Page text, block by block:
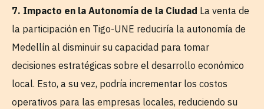
7. Impacto en la Autonomía de la Ciudad La venta de
la participación en Tigo-UNE reduciría la autonomía de
Medellín al disminuir su capacidad para tomar
decisiones estratégicas sobre el desarrollo económico
local. Esto, a su vez, podría incrementar los costos
operativos para las empresas locales, reduciendo su